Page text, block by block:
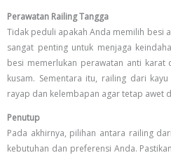
Perawatan Railing Tangga
Tidak peduli apakah Anda memilih besi
sangat penting untuk menjaga
besi memerlukan perawatan anti
kusam. Sementara itu, railing dari
rayap dan kelembapan agar tetap awet
Penutup
Pada akhirnya, pilihan antara railing
kebutuhan dan preferensi Anda.